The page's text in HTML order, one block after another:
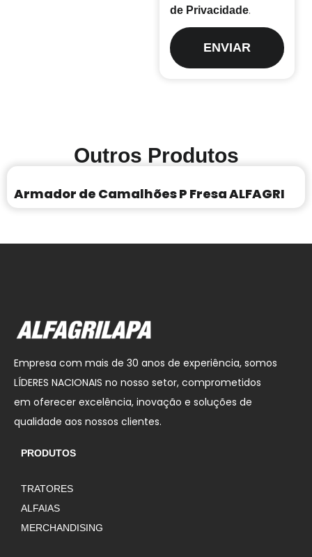
de Privacidade.
ENVIAR
Outros Produtos
Armador de Camalhões P Fresa ALFAGRI
Empresa com mais de 30 anos de experiência, somos
LÍDERES NACIONAIS no nosso setor, comprometidos
em oferecer excelência, inovação e soluções de
qualidade aos nossos clientes.
PRODUTOS
TRATORES
ALFAIAS
MERCHANDISING